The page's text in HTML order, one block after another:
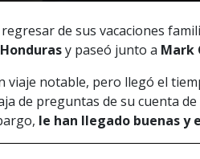
de sus vacaciones
y paseó junto a Mark
viaje notable, pero llegó el
de preguntas de su cuenta
le han llegado buenas y